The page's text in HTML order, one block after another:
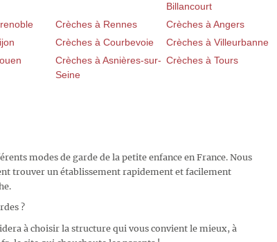
Billancourt
Crèches à Rennes
Crèches à Angers
Crèches à Courbevoie
Crèches à Villeurbanne
Crèches à Asnières-sur-
Seine
Crèches à Tours
modes de garde de la petite enfance en France. Nous
trouver un établissement rapidement et facilement
?
à choisir la structure qui vous convient le mieux, à